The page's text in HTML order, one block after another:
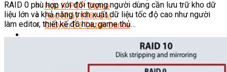
Học K-POP Dance
Học Nhảy Hiện Đại
Chuyên Đề Tiktok Dance
Kỹ Thuật – Công Nghệ
Kỹ Thuật Viên Điện – Nước – Điện Lạnh Dân Dụng
Kỹ Thuật Viên Điện Lạnh Ô Tô
Kỹ Thuật Viên Điện – Điện Tử Ô Tô Cơ Bản
RAID 0 phù hợp với đối tượng người dùng cần lưu trữ kho dữ
liệu lớn và khả năng trích xuất dữ liệu tốc độ cao như người
làm editor, thiết kế đồ họa, game thủ…